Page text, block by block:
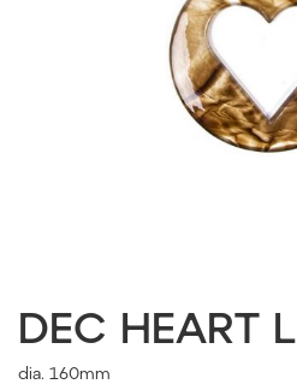
DEC HEART L
dia. 160mm